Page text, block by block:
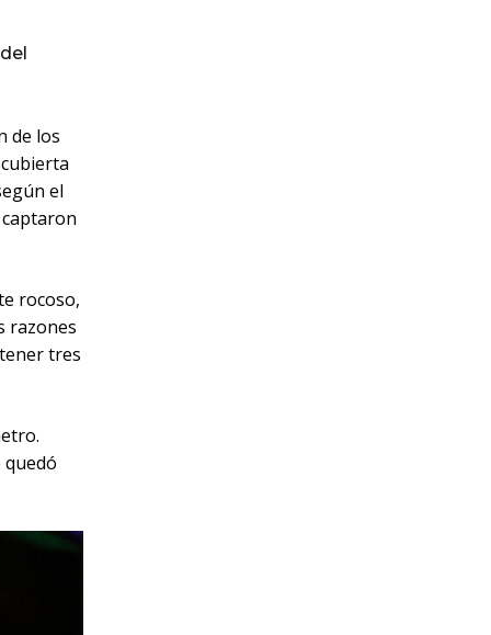
de los
el
rocoso,
razones
tres